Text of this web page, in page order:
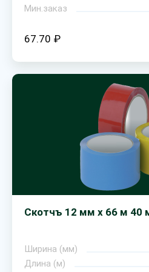
Мин.заказ
67.70 ₽
Скотчъ 12 мм х 66 м 40
Ширина (мм)
Длина (м)